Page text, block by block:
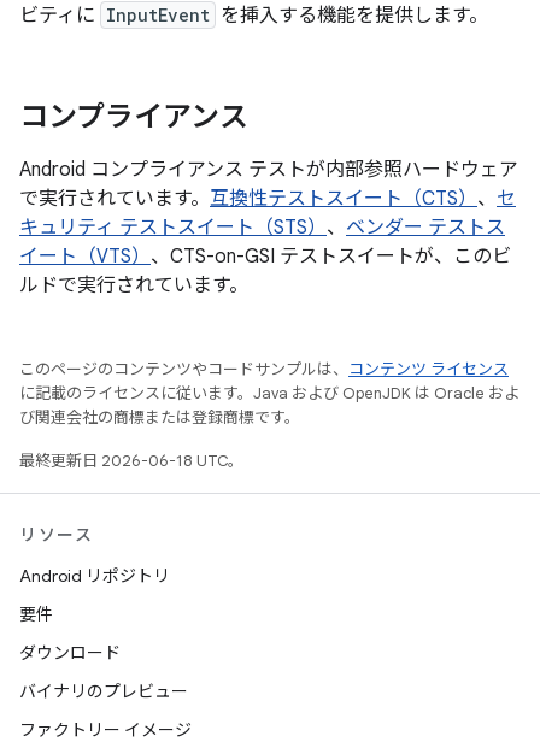
ビティに InputEvent を挿入する機能を提供します。
コンプライアンス
Android コンプライアンス テストが内部参照ハードウェア
で実行されています。 互換性テストスイート（CTS） 、 セ
キュリティ テストスイート（STS） 、 ベンダー テストス
イート（VTS） 、CTS-on-GSI テストスイートが、このビ
ルドで実行されています。
このページのコンテンツやコードサンプルは、
コンテンツ ライセンス
に記載のライセンスに従います。Java および OpenJDK は Oracle およ
び関連会社の商標または登録商標です。
最終更新日 2026-06-18 UTC。
リソース
Android リポジトリ
要件
ダウンロード
バイナリのプレビュー
ファクトリー イメージ